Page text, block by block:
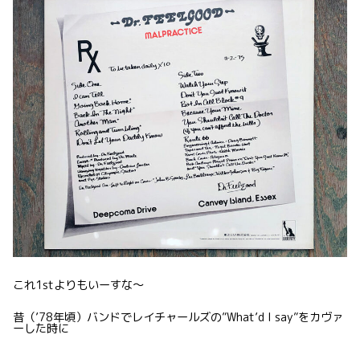
これ1stよりもいーすな〜
昔（’78年頃）バンドでレイチャールズの”What’d I say”をカヴァ
ーした時に